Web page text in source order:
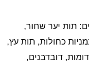
תות יער שחור,
כחולות, תות עץ,
דובדבנים,